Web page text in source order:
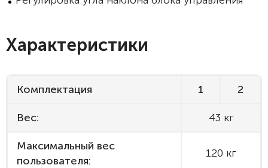
Характеристики
Комплектация 1 2
Вес: 43 кг
Максимальный вес
пользователя:
120 кг